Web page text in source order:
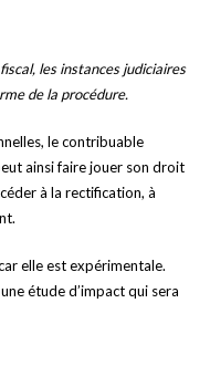
les instances judiciaires
de la procédure.
le contribuable
ainsi faire jouer son droit
à la rectification, à
elle est expérimentale.
étude d’impact qui sera